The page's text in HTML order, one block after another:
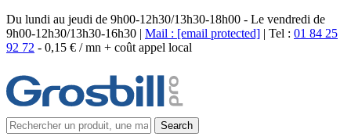
Du lundi au jeudi de 9h00-12h30/13h30-18h00 - Le vendredi de
9h00-12h30/13h30-16h30 | Mail : [email protected] | Tel : 01 84 25
92 72 - 0,15 € / mn + coût appel local